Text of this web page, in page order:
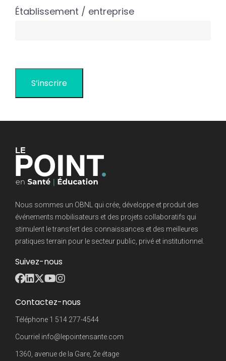
Établissement / entreprise
Nous sommes un OBNL qui crée, développe et produit des
événements mobilisateurs et des projets collaboratifs qui
stimulent le transfert des connaissances et des meilleures
pratiques terrain pour le secteur public, privé et institutionnel.
Suivez-nous
Contactez-nous
Téléphone 1 514 277-4544
Courriel info@lepointensante.com
1360, avenue de la Gare, 2e étage